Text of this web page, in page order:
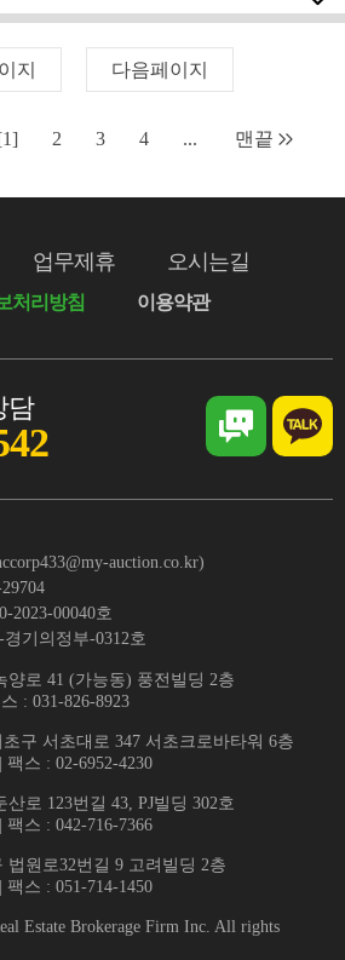
지 다음페이지
2 3 4 ... 맨끝
업무제휴 오시는길
처리방침 이용약관
담
auction.co.kr)
2023-00040호
경기의정부-0312호
로 41 (가능동) 풍전빌딩 2층
: 031-826-8923
구 서초대로 347 서초크로바타워 6층
팩스 : 02-6952-4230
로 123번길 43, PJ빌딩 302호
팩스 : 042-716-7366
원로32번길 9 고려빌딩 2층
팩스 : 051-714-1450
Estate Brokerage Firm Inc. All rights